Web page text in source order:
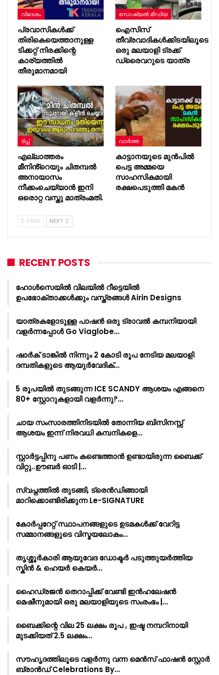
വിദേശം
പ്രവാസികൾക്ക്
തിരികെയെത്താനുള്ള
ടിക്കറ്റ് നിരക്കിന്റെ
കാര്യത്തിൽ
തീരുമാനമായി
സോഷ്യൽ മീഡിയ
ഐസിസ്
തീവ്രവാദികൾക്കിടയിലൂടെ
ഒരു മലയാളി ട്രക്ക്
ഡ്രൈവറുടെ യാത്ര
ടിപ്സ്
എല്ലാത്തരം
മീനിൻ്റെയും ചിതമ്പൽ
അനായാസം
നീക്കംചെയ്യാൻ ഇനി
ഒരൊറ്റ വസ്തു മാത്രംമതി.
വാർത്ത
കാട്ടാനയുടെ മുൻപിൽ
പെട്ട അമ്മയെ
സാഹസികമായി
രക്ഷപെടുത്തി മകൻ
PREV NEXT
RECENT POSTS
ഹോൾസെയിൽ വിലയിൽ റീട്ടെയിൽ
ഉപഭോക്താക്കൾക്കും വസ്ത്രങ്ങൾ Airin Designs
യാത്രകളോടുള്ള പാഷൻ ഒരു ട്രാവൽ കമ്പനിയായി
വളർന്നപ്പോൾ Go Viaglobe…
ഷാർക്‌ ടാങ്കിൽ നിന്നും 2 കോടി രൂപ നേടിയ മലയാളി
ദമ്പതികളുടെ ആയുർവേദിക്…
5 രൂപയിൽ തുടങ്ങുന്ന ICE SCANDY ആശയം എങ്ങനെ
80+ സ്റ്റോറുകളായി വളർന്നു?…
ചായ സംസാരത്തിനിടയിൽ തോന്നിയ ബിസിനസ്സ്
ആശയം ഇന്ന് നിരവധി കമ്പനികളെ…
സ്റ്റാർട്ടപ്പിനു പണം കണ്ടെത്താൻ ഉണ്ടായിരുന്ന ബൈക്ക്
വിറ്റു..ഊബർ ഓടി |…
സ്വപ്നത്തിൽ തുടങ്ങി, ട്രെൻഡിങ്ങായി
മാറിക്കൊണ്ടിരിക്കുന്ന Le-SIGNATURE
കോർപ്പറേറ്റ് സ്ഥാപനങ്ങളുടെ ഉടമകൾക്ക് വേറിട്ട
സമ്മാനങ്ങളുടെ വിസ്മയലോകം…
തൃശ്ശൂർകാരി ആയുവേദ ഡോക്ടർ പടുത്തുയർത്തിയ
സ്കിൻ & ഹെയർ കെയർ…
ഹൈഡ്രജൻ തെറാപ്പിക്ക് വേണ്ടി ഇൻഹലേഷൻ
മെഷീനുമായി ഒരു മലയാളിയുടെ സംരംഭം |…
ബൈക്കിന്റെ വില 25 ലക്ഷം രൂപ , ഇഷ്ട നമ്പറിനായി
മുടക്കിയത് 2.5 ലക്ഷം…
സൗഹൃദത്തിലൂടെ വളർന്നു വന്ന മെൻസ് ഫാഷൻ സ്റ്റോർ
ബ്രാൻഡ് Celebrations By…